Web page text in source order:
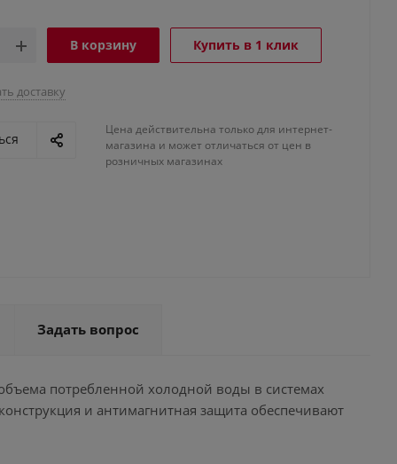
В корзину Купить в 1 клик
доставку
Цена действительна только для интернет-
магазина и может отличаться от цен в
розничных магазинах
Задать вопрос
потребленной холодной воды в системах
и антимагнитная защита обеспечивают